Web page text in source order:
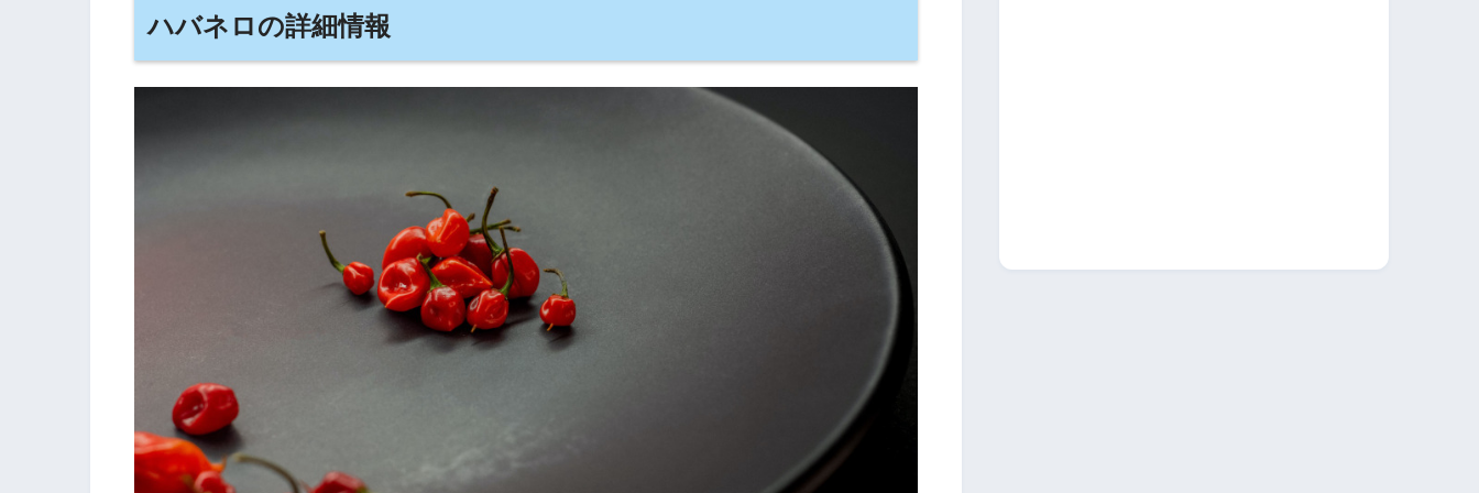
ハバネロの詳細情報